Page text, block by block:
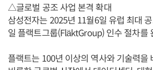
△글로벌 공조 사업 본격 확대
삼성전자는 2025년 11월6일 유럽 최대
일 플랙트그룹(FläktGroup) 인수 절차를
플랙트는 100년 이상의 역사와 기술력을